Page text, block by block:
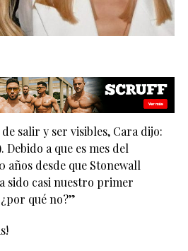
salir y ser visibles, Cara dijo:
Debido a que es mes del
años desde que Stonewall
sido casi nuestro primer
qué no?”